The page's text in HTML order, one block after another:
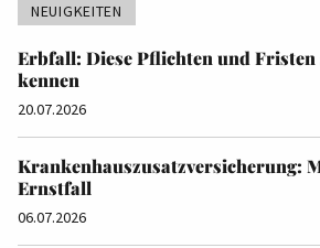
NEUIGKEITEN
Erbfall: Diese Pflichten und Fristen
kennen
20.07.2026
Krankenhauszusatzversicherung:
Ernstfall
06.07.2026